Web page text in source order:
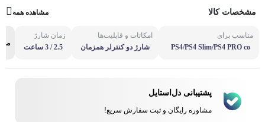
مشخصات کالا مشاهده همه
مناسب برای
PS4/PS4 Slim/PS4 PRO co
امکانات و قابلیت‌ها
شارژ دو کنترلر همزمان
زمان شارژ
2.5 / 3 ساعت
پشتیبانی دل‌استایل
مشاوره رایگان و ثبت سفارش سریع!